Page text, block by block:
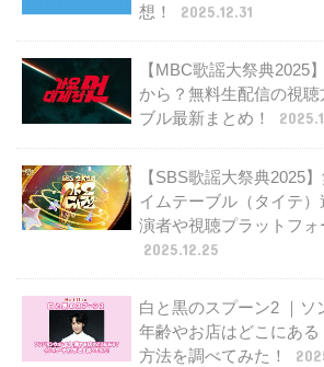
想！
2025.12.31
【MBC歌謡大祭典2025
から？無料生配信の視
ブル最新まとめ！
【SBS歌謡大祭典2025
イムテーブル（タイテ
演者や視聴プラットフォ
2025.12.25
白と黒のスプーン2 ｜ソ
年齢やお店はどこにあ
方法を調べてみた！